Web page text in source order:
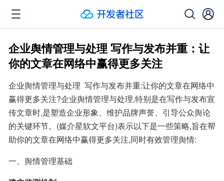
企业舆情管理与处理 写作与发布并重：让
你的文章在网络中赢得更多关注
企业舆情管理与处理  写作与发布并重:让你的文章在网络中
赢得更多关注?企业舆情管理与处理,特别是在写作与发布宣
传文章时,是塑造企业形象、维护品牌声誉、引导公众舆论
的关键环节。(媒介星软文平台)表示以下是一些策略,旨在帮
助你的文章在网络中赢得更多关注,同时有效管理舆情:
一、舆情管理基础